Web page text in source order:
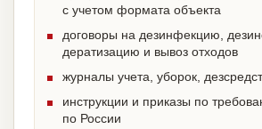
с учетом формата объекта
договоры на дезинфекцию,
дератизацию и вывоз отходов
журналы учета, уборок,
инструкции и приказы по
по России